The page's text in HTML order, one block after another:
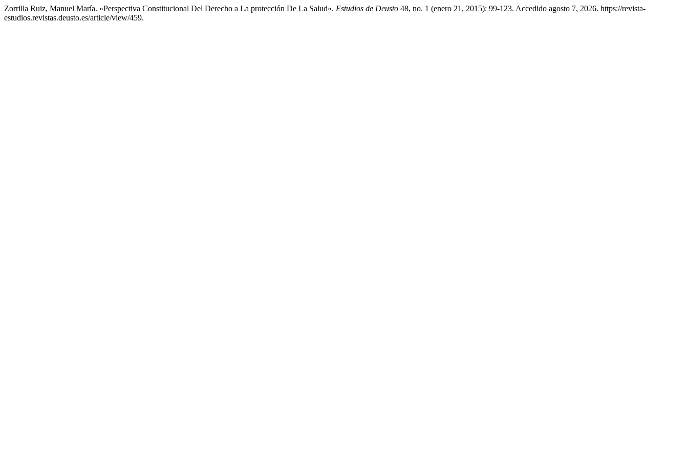
Zorrilla Ruiz, Manuel María. «Perspectiva Constitucional Del Derecho a La protección De La Salud». Estudios de Deusto 48, no. 1 (enero 21, 2015): 99-123. Accedido agosto 7, 2026. https://revista-
estudios.revistas.deusto.es/article/view/459.